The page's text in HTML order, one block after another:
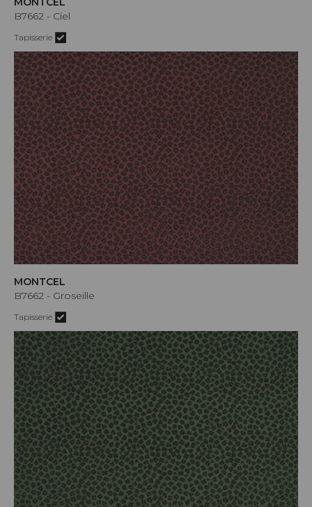
B7662 - Ciel
Tapisserie
MONTCEL
B7662 - Groseille
Tapisserie